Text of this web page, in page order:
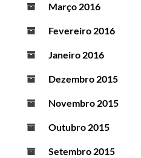
Março 2016
Fevereiro 2016
Janeiro 2016
Dezembro 2015
Novembro 2015
Outubro 2015
Setembro 2015